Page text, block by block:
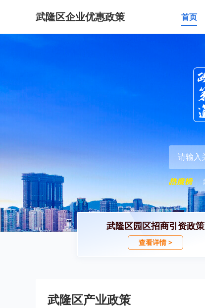
武隆区企业优惠政策 首页
武隆区园区招商引资政策
查看详情 >
武隆区产业政策